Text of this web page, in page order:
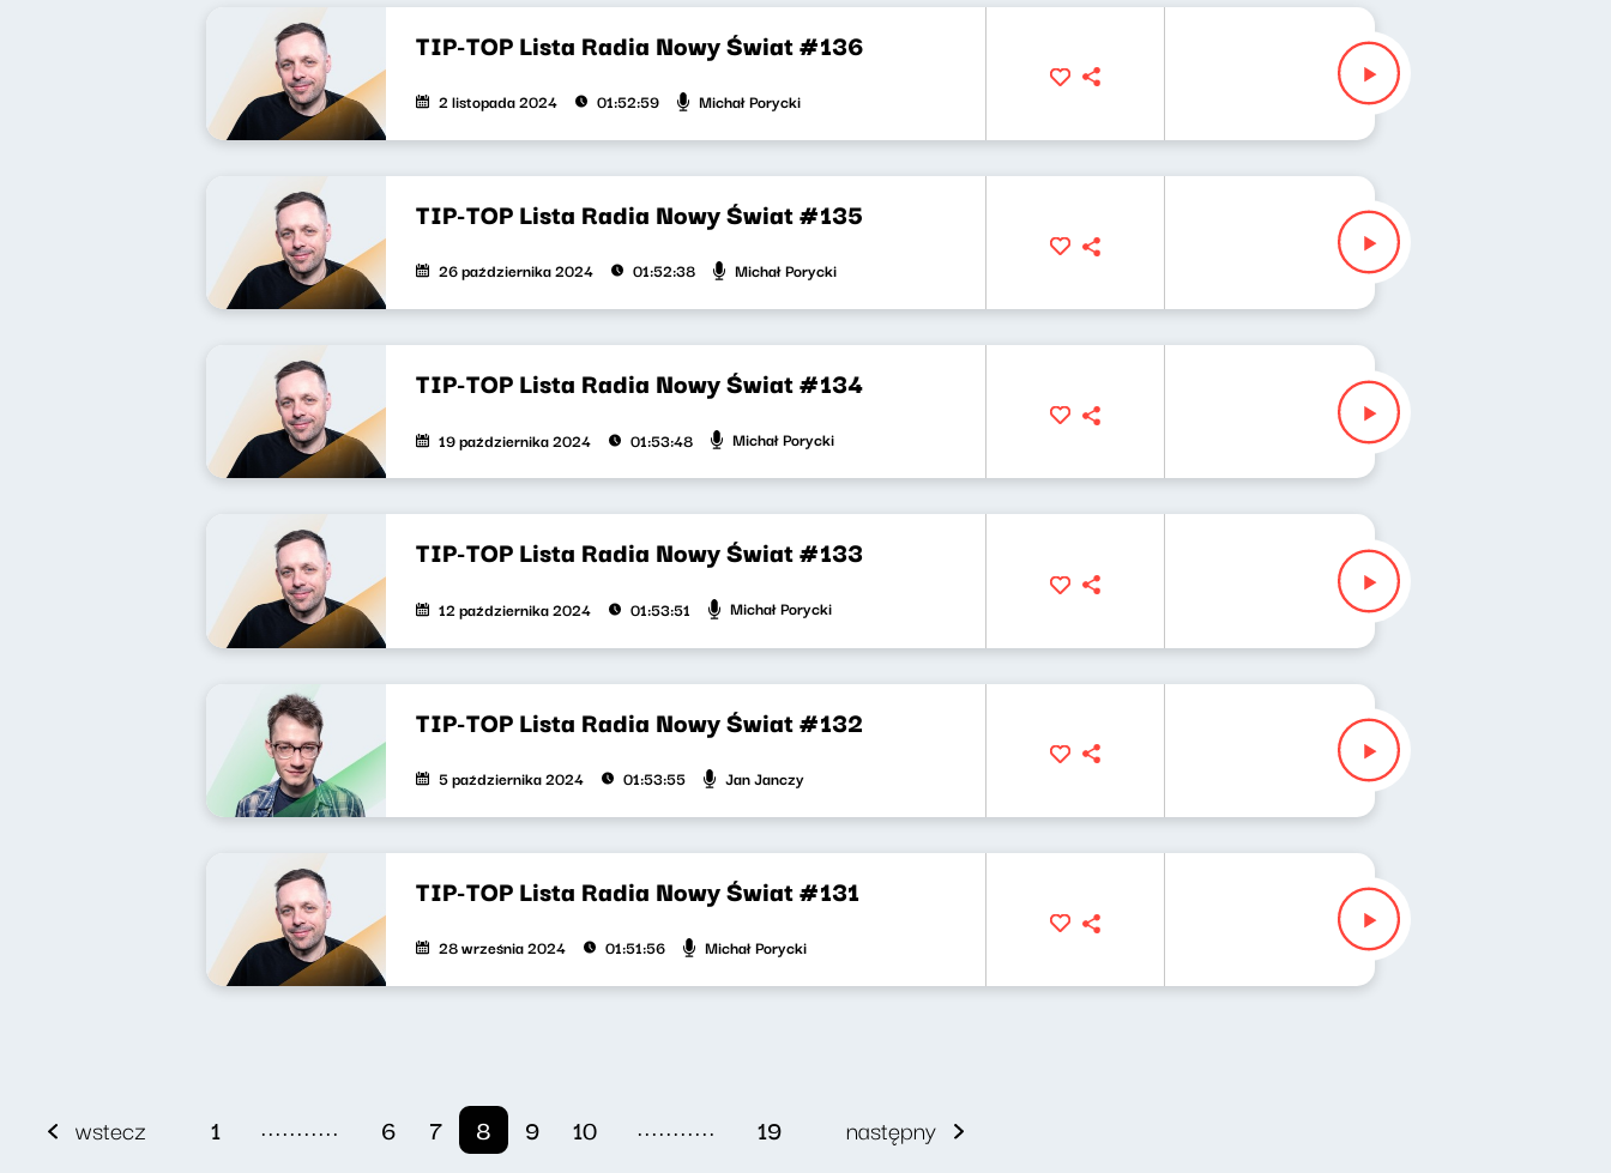
TIP-TOP Lista Radia Nowy Świat #136
2 listopada 2024 01:52:59 Michał Porycki
TIP-TOP Lista Radia Nowy Świat #135
26 października 2024 01:52:38 Michał Porycki
TIP-TOP Lista Radia Nowy Świat #134
19 października 2024 01:53:48 Michał Porycki
TIP-TOP Lista Radia Nowy Świat #133
12 października 2024 01:53:51 Michał Porycki
TIP-TOP Lista Radia Nowy Świat #132
5 października 2024 01:53:55 Jan Janczy
TIP-TOP Lista Radia Nowy Świat #131
28 września 2024 01:51:56 Michał Porycki
wstecz 1 ........... 6 7 8 9 10 ........... 19 następny